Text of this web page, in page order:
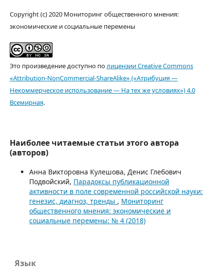
Copyright (c) 2020 Мониторинг общественного мнения:
экономические и социальные перемены
Это произведение доступно полицензии Creative Commons
«Attribution-NonCommercial-ShareAlike» («Атрибуция —
Некоммерческое использование — На тех же условиях») 4.0
Всемирная.
Наиболее читаемые статьи этого автора
(авторов)
Анна Викторовна Кулешова, Денис Глебович
Подвойский, Парадоксы публикационной
активности в поле современной российской науки:
генезис, диагноз, тренды , Мониторинг
общественного мнения: экономические и
социальные перемены: № 4 (2018)
Язык